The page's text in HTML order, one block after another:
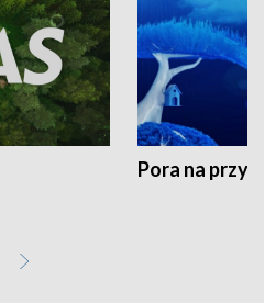
Pora na